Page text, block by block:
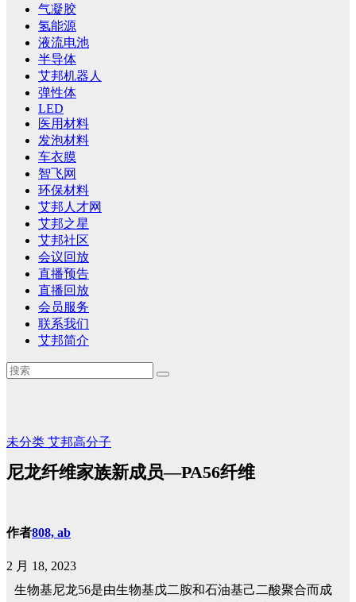
气凝胶
氢能源
液流电池
半导体
艾邦机器人
弹性体
LED
医用材料
发泡材料
车衣膜
智飞网
环保材料
艾邦人才网
艾邦之星
艾邦社区
会议回放
直播预告
直播回放
会员服务
联系我们
艾邦简介
未分类 艾邦高分子
尼龙纤维家族新成员—PA56纤维
作者808, ab
2 月 18, 2023
生物基尼龙56是由生物基戊二胺和石油基己二酸聚合而成